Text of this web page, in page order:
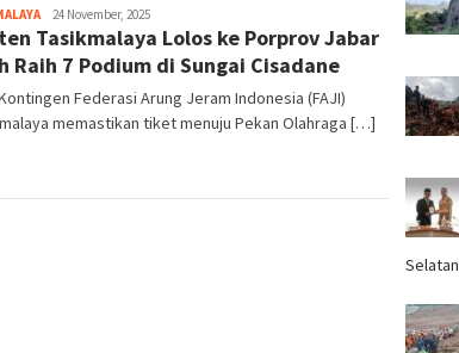
Tim
Redaksi
24 November, 2025
Tasikmalaya Lolos ke Porprov Jabar
Raih 7 Podium di Sungai Cisadane
Federasi Arung Jeram Indonesia (FAJI)
memastikan tiket menuju Pekan Olahraga […]
Selatan